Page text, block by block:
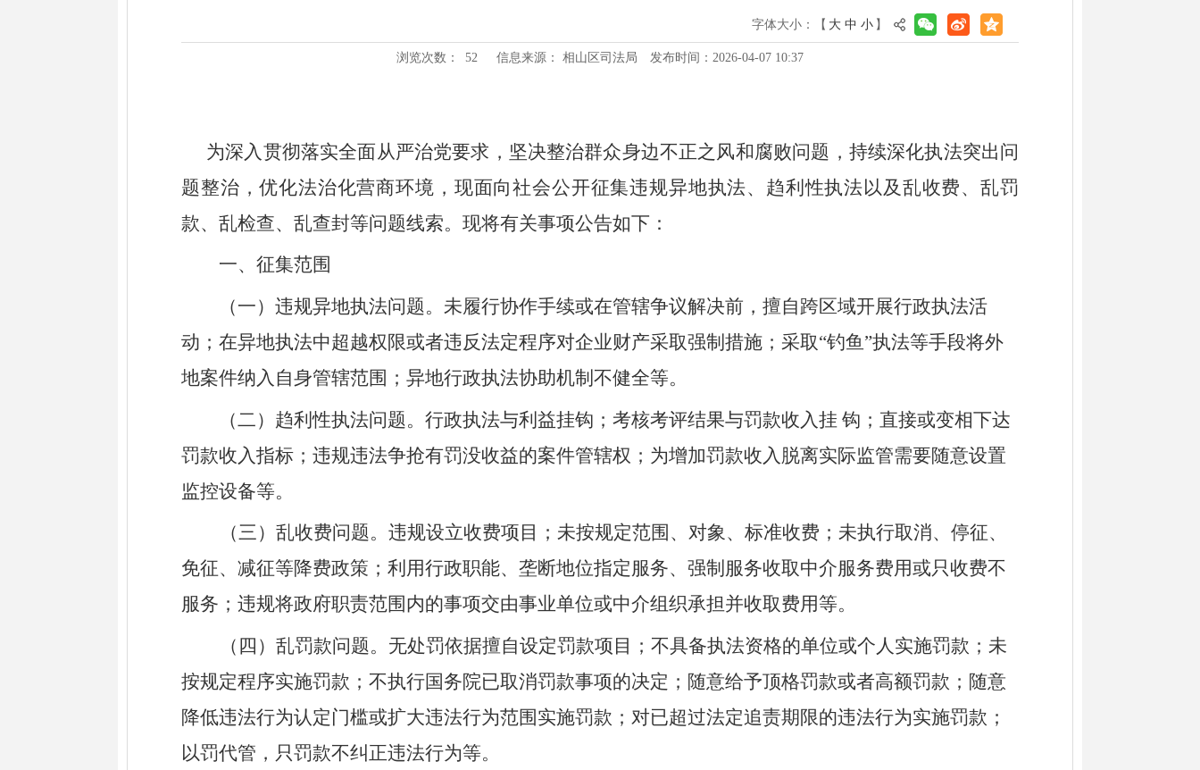
字体大小：【 大 中 小 】
浏览次数： 52 信息来源： 相山区司法局 发布时间：2026-04-07 10:37
为深入贯彻落实全面从严治党要求，坚决整治群众身边不正之风和腐败问题，持续深化执法突出问
题整治，优化法治化营商环境，现面向社会公开征集违规异地执法、趋利性执法以及乱收费、乱罚
款、乱检查、乱查封等问题线索。现将有关事项公告如下：
一、征集范围
（一）违规异地执法问题。未履行协作手续或在管辖争议解决前，擅自跨区域开展行政执法活
动；在异地执法中超越权限或者违反法定程序对企业财产采取强制措施；采取“钓鱼”执法等手段将外
地案件纳入自身管辖范围；异地行政执法协助机制不健全等。
（二）趋利性执法问题。行政执法与利益挂钩；考核考评结果与罚款收入挂 钩；直接或变相下达
罚款收入指标；违规违法争抢有罚没收益的案件管辖权；为增加罚款收入脱离实际监管需要随意设置
监控设备等。
（三）乱收费问题。违规设立收费项目；未按规定范围、对象、标准收费；未执行取消、停征、
免征、减征等降费政策；利用行政职能、垄断地位指定服务、强制服务收取中介服务费用或只收费不
服务；违规将政府职责范围内的事项交由事业单位或中介组织承担并收取费用等。
（四）乱罚款问题。无处罚依据擅自设定罚款项目；不具备执法资格的单位或个人实施罚款；未
按规定程序实施罚款；不执行国务院已取消罚款事项的决定；随意给予顶格罚款或者高额罚款；随意
降低违法行为认定门槛或扩大违法行为范围实施罚款；对已超过法定追责期限的违法行为实施罚款；
以罚代管，只罚款不纠正违法行为等。